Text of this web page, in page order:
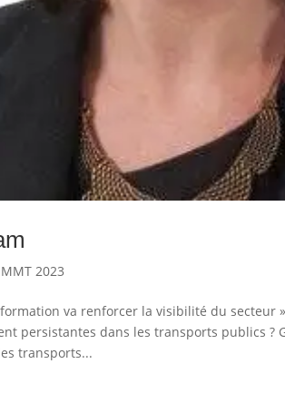
MMT 2023
va renforcer la visibilité du secteur
persistantes dans les transports publics ?
transports...